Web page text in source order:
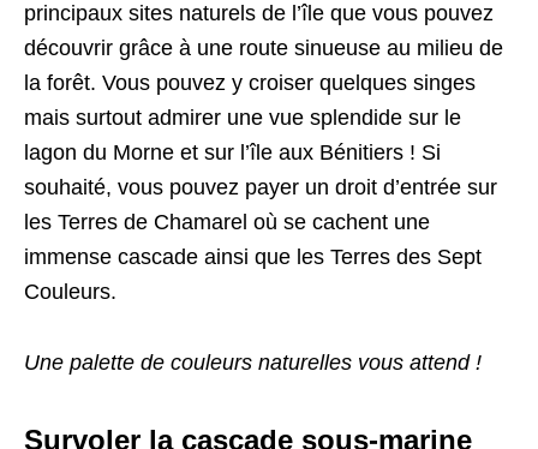
principaux sites naturels de l’île que vous pouvez
découvrir grâce à une route sinueuse au milieu de
la forêt. Vous pouvez y croiser quelques singes
mais surtout admirer une vue splendide sur le
lagon du Morne et sur l’île aux Bénitiers ! Si
souhaité, vous pouvez payer un droit d’entrée sur
les Terres de Chamarel où se cachent une
immense cascade ainsi que les Terres des Sept
Couleurs.
Une palette de couleurs naturelles vous attend !
Survoler la cascade sous-marine